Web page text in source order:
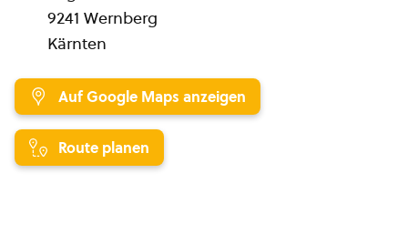
9241 Wernberg
Kärnten
Auf Google Maps anzeigen
Route planen